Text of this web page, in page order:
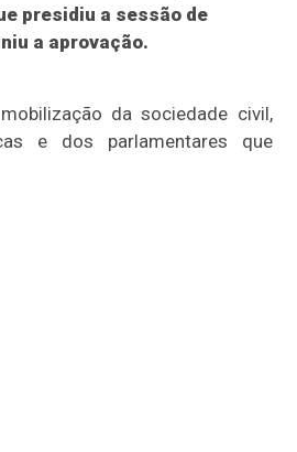
presidiu a sessão de
a aprovação.
da sociedade civil,
e dos parlamentares que